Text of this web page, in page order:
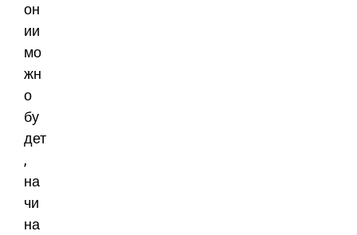
он
ии
мо
жн
о
бу
дет
,
на
чи
на